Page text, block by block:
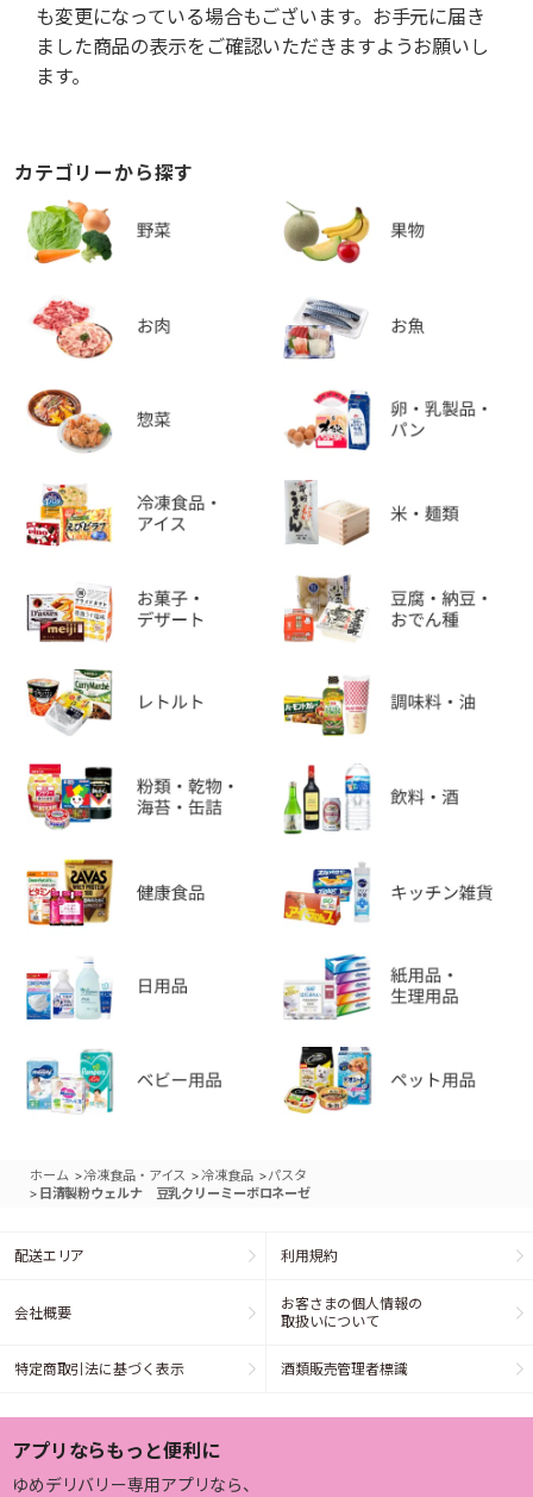
も変更になっている場合もございます。お手元に届き
ました商品の表示をご確認いただきますようお願いし
ます。
カテゴリーから探す
ホーム >冷凍食品・アイス > 冷凍食品 >パスタ
> 日清製粉ウェルナ 豆乳クリーミーボロネーゼ
配送エリア 利用規約
会社概要
お客さまの個人情報の
取扱いについて
特定商取引法に基づく表示 酒類販売管理者標識
アプリならもっと便利に
ゆめデリバリー専用アプリなら、